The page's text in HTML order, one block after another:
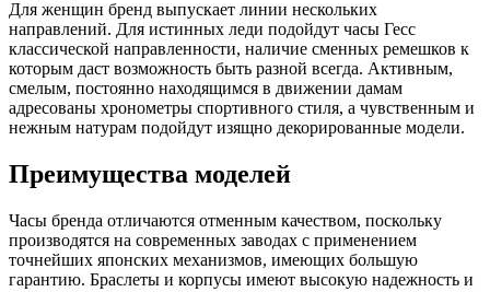
Для женщин бренд выпускает линии нескольких
направлений. Для истинных леди подойдут часы Гесс
классической направленности, наличие сменных ремешков к
которым даст возможность быть разной всегда. Активным,
смелым, постоянно находящимся в движении дамам
адресованы хронометры спортивного стиля, а чувственным и
нежным натурам подойдут изящно декорированные модели.
Преимущества моделей
Часы бренда отличаются отменным качеством, поскольку
производятся на современных заводах с применением
точнейших японских механизмов, имеющих большую
гарантию. Браслеты и корпусы имеют высокую надежность и